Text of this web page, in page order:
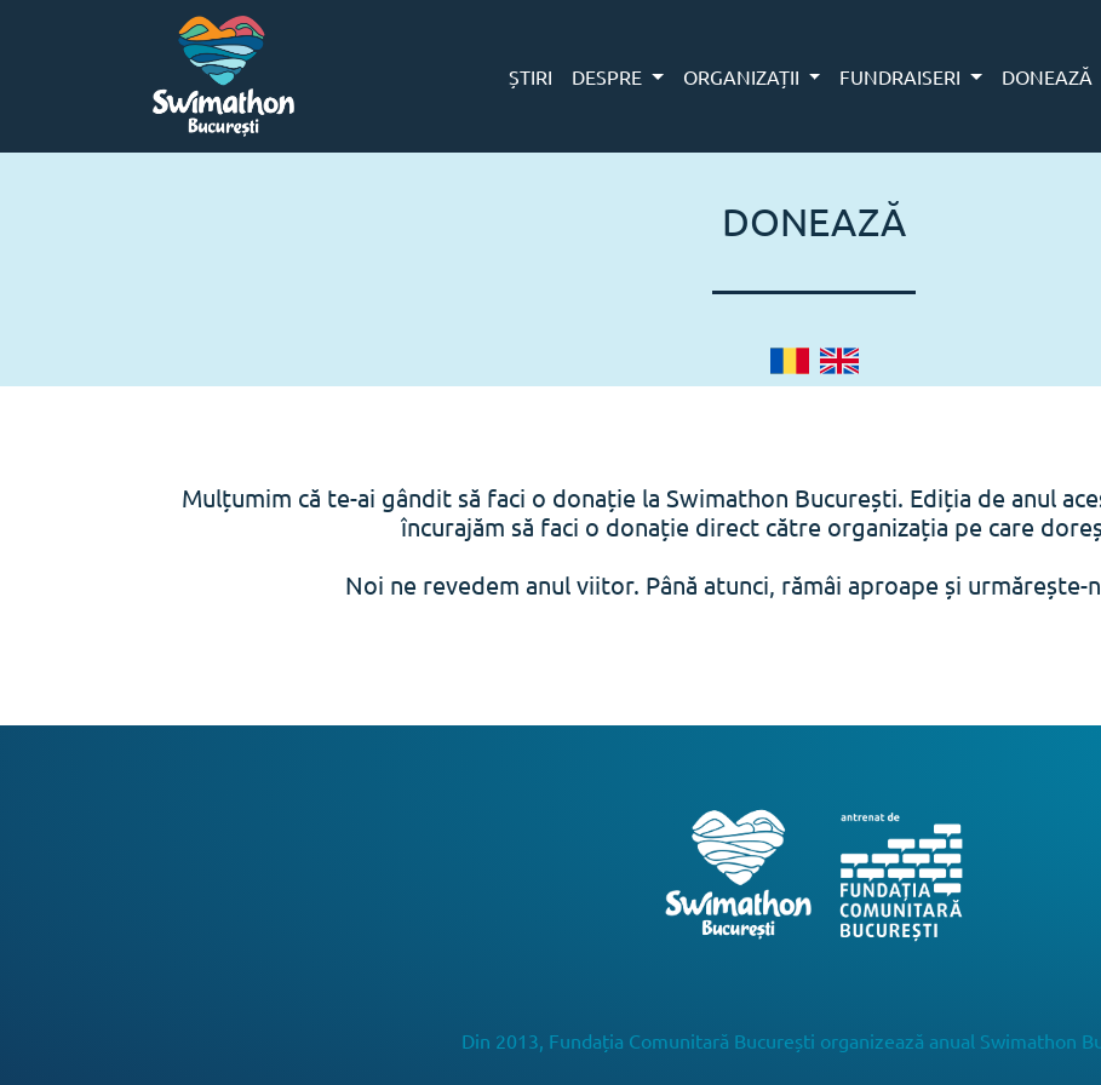
ȘTIRI DESPRE ORGANIZAȚII FUNDRAISERI DONEAZĂ
DONEAZĂ
Mulțumim că te-ai gândit să faci o donație la Swimathon București. Ediția de anul
încurajăm să faci o donație direct către organizația pe care
Noi ne revedem anul viitor. Până atunci, rămâi aproape și urmărește-
Din 2013, Fundația Comunitară București organizează anual Swimathon